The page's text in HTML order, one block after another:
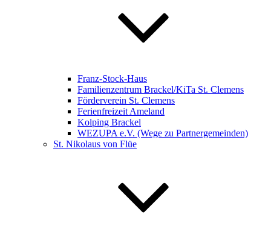
Franz-Stock-Haus
Familienzentrum Brackel/KiTa St. Clemens
Förderverein St. Clemens
Ferienfreizeit Ameland
Kolping Brackel
WEZUPA e.V. (Wege zu Partnergemeinden)
St. Nikolaus von Flüe